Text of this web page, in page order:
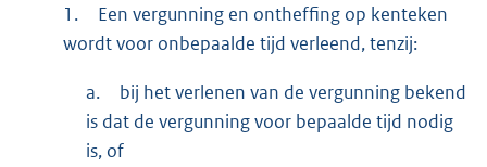
1.
Een vergunning en ontheffing op kenteken
wordt voor onbepaalde tijd verleend, tenzij:
a.
bij het verlenen van de vergunning bekend
is dat de vergunning voor bepaalde tijd nodig
is, of